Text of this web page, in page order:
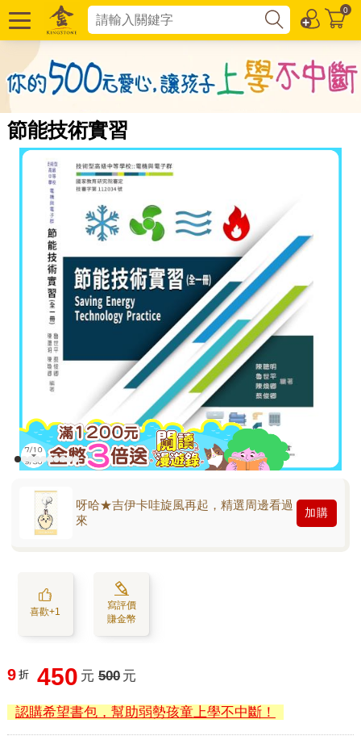
0
節能技術實習
呀哈★吉伊卡哇旋風再起，精選周邊看過
來
加購
喜歡+1
寫評價
賺金幣
9 折 450 元 500 元
認購希望書包，幫助弱勢孩童上學不中斷！